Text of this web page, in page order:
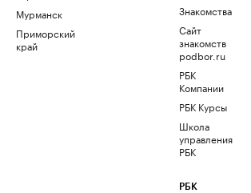
Мурманск
Приморский
край
Знакомства
Сайт
знакомств
podbor.ru
РБК
Компании
РБК Курсы
Школа
управления
РБК
РБК